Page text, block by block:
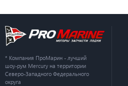
* Компания ПроМарин - лучший
шоу-рум Mercury на территории
Северо-Западного Федерального
округа